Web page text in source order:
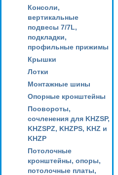
Консоли,
вертикальные
подвесы 7/7L,
подкладки,
профильные прижимы
Крышки
Лотки
Монтажные шины
Опорные кронштейны
Поовороты,
сочленения для KHZSP,
KHZSPZ, KHZPS, KHZ и
KHZP
Потолочные
кронштейны, опоры,
потолочные платы,